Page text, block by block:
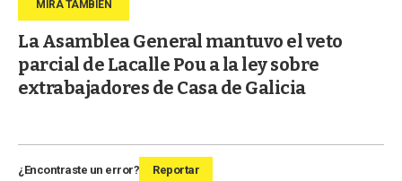
La Asamblea General mantuvo el veto
parcial de Lacalle Pou a la ley sobre
extrabajadores de Casa de Galicia
¿Encontraste un error? Reportar